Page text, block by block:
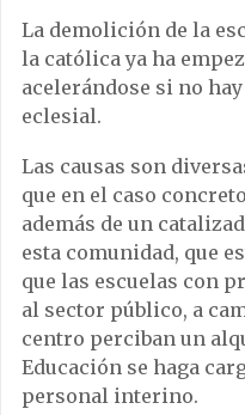
La demolición de la
la católica ya ha
acelerándose si no
eclesial.
Las causas son
que en el caso
además de un
esta comunidad, que
que las escuelas con
al sector público, a
centro perciban un
Educación se haga
personal interino.